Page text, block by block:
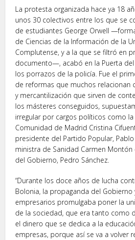
La protesta organizada hace ya 18
unos 30 colectivos entre los que se
de estudiantes George Orwell
de Ciencias de la Información de la
Complutense, y a la que se filtró en
documento—, acabó en la Puerta
los porrazos de la policía. Fue el
de reformas que muchos relacionan
y mercantilización que sirven de
los másteres conseguidos,
irregular por cargos políticos como
Comunidad de Madrid Cristina
presidente del Partido Popular,
ministra de Sanidad Carmen
del Gobierno, Pedro Sánchez.
“Durante los doce años de lucha
Bolonia, la propaganda del Gobierno
empresarios promulgaba poner la
de la sociedad, que era tanto como
el dinero que se dedica a la
empresas, porque así se va a volver